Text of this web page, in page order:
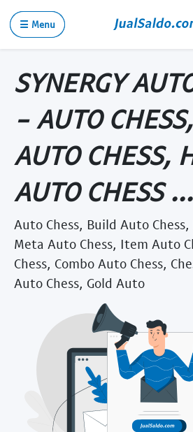
☰ Menu
SYNERGY
- AUTO
AUTO CHESS,
AUTO CHESS ...
Auto Chess, Build Auto Chess,
Meta Auto Chess, Item Auto
Chess, Combo Auto Chess,
Auto Chess, Gold Auto